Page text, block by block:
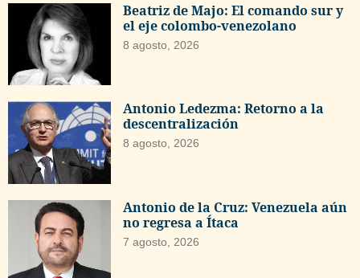
Beatriz de Majo: El comando sur y
el eje colombo-venezolano
8 agosto, 2026
Antonio Ledezma: Retorno a la
descentralización
8 agosto, 2026
Antonio de la Cruz: Venezuela aún
no regresa a Ítaca
7 agosto, 2026